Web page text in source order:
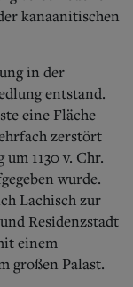
kanaanitischen
in der
entstand.
eine Fläche
zerstört
1130 v. Chr.
wurde.
Lachisch zur
Residenzstadt
einem
großen Palast.